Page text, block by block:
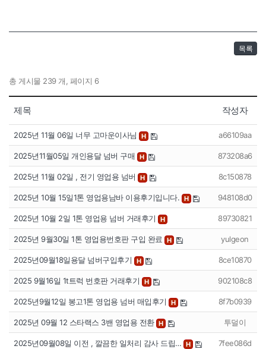
목록
총 게시물 239 개, 페이지 6
제목 작성자
2025년 11월 06일 너무 고마운이사님 H a66109aa
2025년11월05일 개인용달 넘버 구매 H 873208a6
2025년 11월 02일 , 전기 영업용 넘버 H 8c150878
2025년 10월 15일1톤 영업용남바 이용후기입니다. H 948108d0
2025년 10월 2일 1톤 영업용 넘버 거래후기 H 89730821
2025년 9월30일 1톤 영업용번호판 구입 완료 H yulgeon
2025년09월18일용달 넘버구입후기 H 8ce10870
2025 9월16일 1t트럭 번호판 거래후기 H 902108c8
2025년9월12일 봉고1톤 영업용 넘버 매입후기 H 8f7b0939
2025년 09월 12 스타랙스 3밴 영업용 전환 H 투덜이
2025년09월08일 이전 , 깔끔한 일처리 감사 드립… H 7fee086d